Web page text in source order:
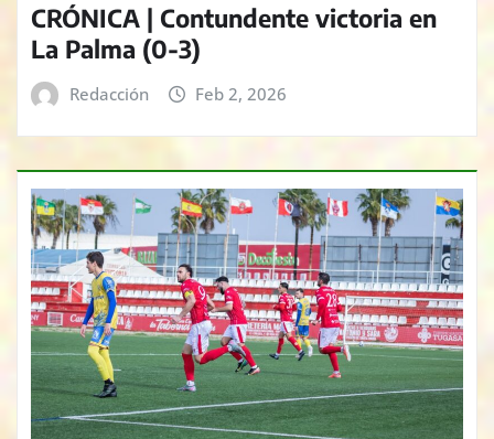
CRÓNICA | Contundente victoria en
La Palma (0-3)
Redacción Feb 2, 2026